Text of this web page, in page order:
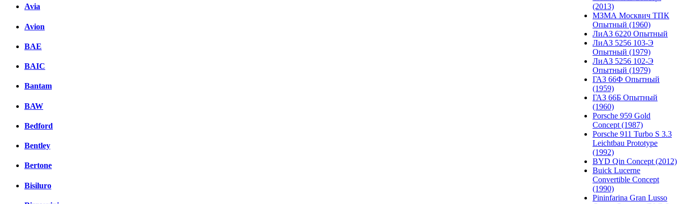
Avia
Avion
BAE
BAIC
Bantam
BAW
Bedford
Bentley
Bertone
Bisiluro
(2013)
МЗМА Москвич ТПК
Опытный (1960)
ЛиАЗ 6220 Опытный
ЛиАЗ 5256 103-Э
Опытный (1979)
ЛиАЗ 5256 102-Э
Опытный (1979)
ГАЗ 66Ф Опытный
(1959)
ГАЗ 66Б Опытный
(1960)
Porsche 959 Gold
Concept (1987)
Porsche 911 Turbo S 3.3
Leichtbau Prototype
(1992)
BYD Qin Concept (2012)
Buick Lucerne
Convertible Concept
(1990)
Pininfarina Gran Lusso